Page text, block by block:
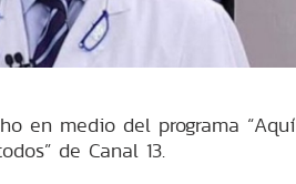
en medio del programa “Aquí
de Canal 13.